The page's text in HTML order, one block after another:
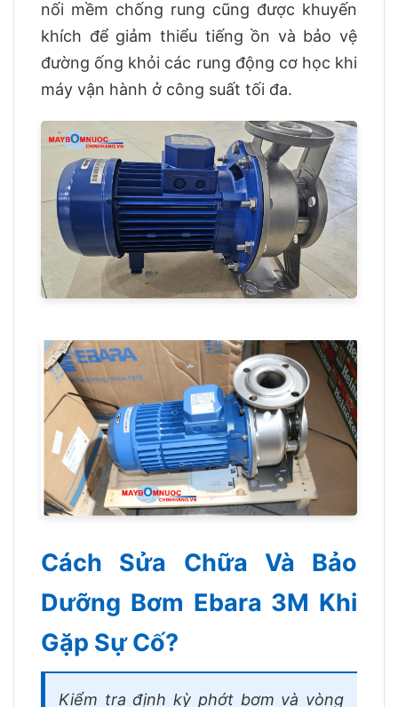
nối mềm chống rung cũng được khuyến
khích để giảm thiểu tiếng ồn và bảo vệ
đường ống khỏi các rung động cơ học khi
máy vận hành ở công suất tối đa.
Cách Sửa Chữa Và Bảo
Dưỡng Bơm Ebara 3M Khi
Gặp Sự Cố?
Kiểm tra định kỳ phớt bơm và vòng